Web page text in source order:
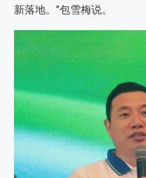
新落地。”包雪梅说。